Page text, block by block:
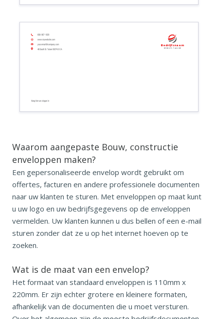
Voeg hier uw slogan in
your.email@company.com
48 South St. Tulare 93274.0 CA
608-967-1020
www.mywebsite.com
Bedrijfsnaam
Bedrijfs tagline
Waarom aangepaste Bouw, constructie
enveloppen maken?
Een gepersonaliseerde envelop wordt gebruikt om
offertes, facturen en andere professionele documenten
naar uw klanten te sturen. Met enveloppen op maat kunt
u uw logo en uw bedrijfsgegevens op de enveloppen
vermelden. Uw klanten kunnen u dus bellen of een e-mail
sturen zonder dat ze u op het internet hoeven op te
zoeken.
Wat is de maat van een envelop?
Het formaat van standaard enveloppen is 110mm x
220mm. Er zijn echter grotere en kleinere formaten,
afhankelijk van de documenten die u moet versturen.